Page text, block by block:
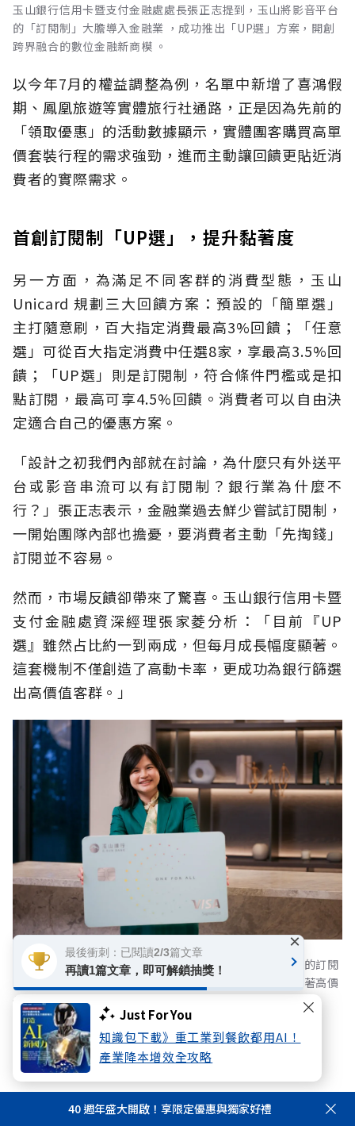
Just For You
知識包下載》重工業到餐飲都用AI！
產業降本增效全攻略
玉山銀行信用卡暨支付金融處處長張正志提到，玉山將影音平台
的「訂閱制」大膽導入金融業 ，成功推出「UP選」方案，開創
跨界融合的數位金融新商模 。
以今年7月的權益調整為例，名單中新增了喜鴻假
期、鳳凰旅遊等實體旅行社通路，正是因為先前的
「領取優惠」的活動數據顯示，實體團客購買高單
價套裝行程的需求強勁，進而主動讓回饋更貼近消
費者的實際需求。
首創訂閱制「UP選」，提升黏著度
另一方面，為滿足不同客群的消費型態，玉山
Unicard 規劃三大回饋方案：預設的「簡單選」
主打隨意刷，百大指定消費最高3%回饋；「任意
選」可從百大指定消費中任選8家，享最高3.5%回
饋；「UP選」則是訂閱制，符合條件門檻或是扣
點訂閱，最高可享4.5%回饋。消費者可以自由決
定適合自己的優惠方案。
「設計之初我們內部就在討論，為什麼只有外送平
台或影音串流可以有訂閱制？銀行業為什麼不
行？」張正志表示，金融業過去鮮少嘗試訂閱制，
一開始團隊內部也擔憂，要消費者主動「先掏錢」
訂閱並不容易。
然而，市場反饋卻帶來了驚喜。玉山銀行信用卡暨
支付金融處資深經理張家菱分析：「目前『UP
選』雖然占比約一到兩成，但每月成長幅度顯著。
這套機制不僅創造了高動卡率，更成功為銀行篩選
出高價值客群。」
玉山銀行信用卡暨支付金融處資深經理張家菱指出新型態的訂閱
機制不僅創造了高動卡率，更成功協助銀行精準篩選並黏著高價
值的核心客群 。
點數經濟圈發威，打造隨身支付顧問
林榮華認為，玉山Unicard的核心優勢之一，在於
40 週年盛大開啟！享限定優惠與獨家好禮
最後衝刺：已閱讀2/3篇文章
再讀1篇文章，即可解鎖抽獎！
×